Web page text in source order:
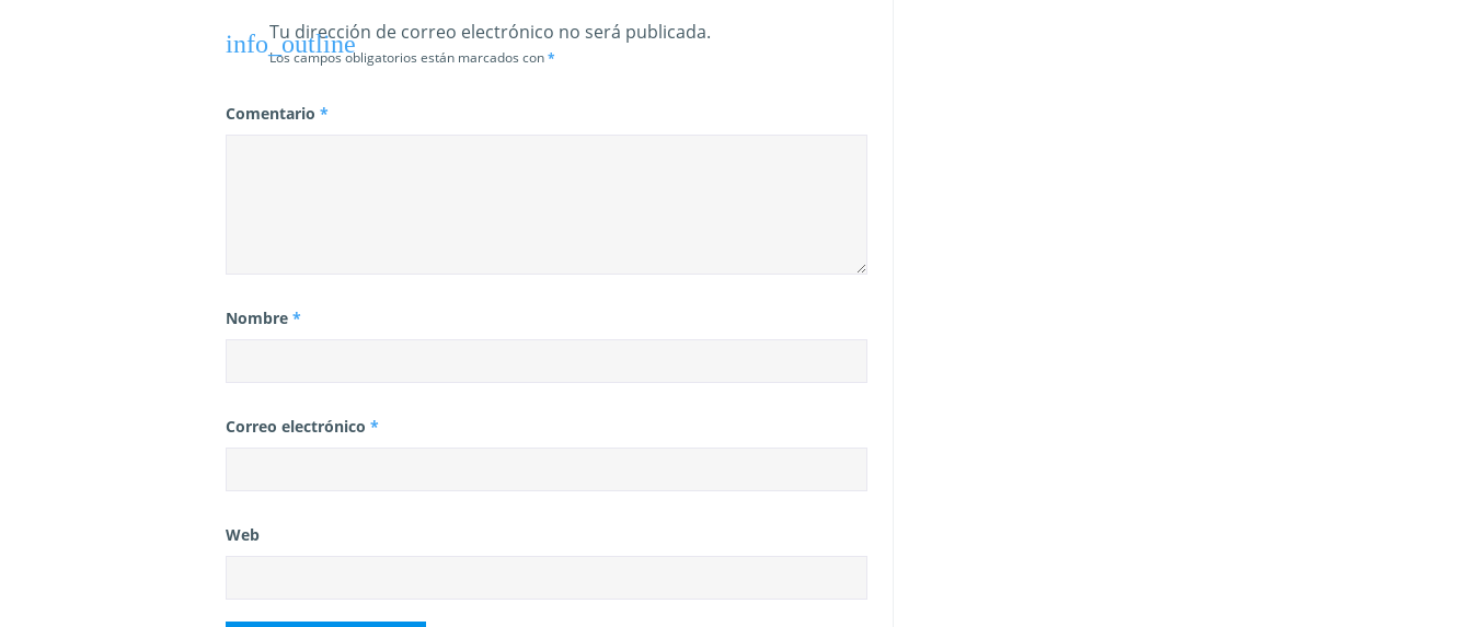
a
a
Tu dirección de correo electrónico no será publicada.
Los campos obligatorios están marcados con*
Comentario *
Nombre *
Correo electrónico *
Web